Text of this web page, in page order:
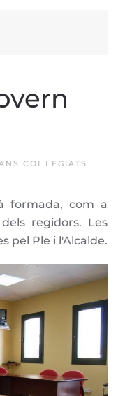
COL·LEGIATS
formada, com a
regidors. Les
pel Ple i l'Alcalde.